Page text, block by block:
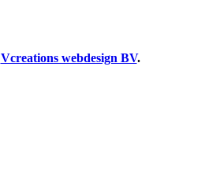
Vcreations webdesign BV.